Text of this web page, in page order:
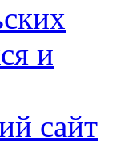
и
сайт